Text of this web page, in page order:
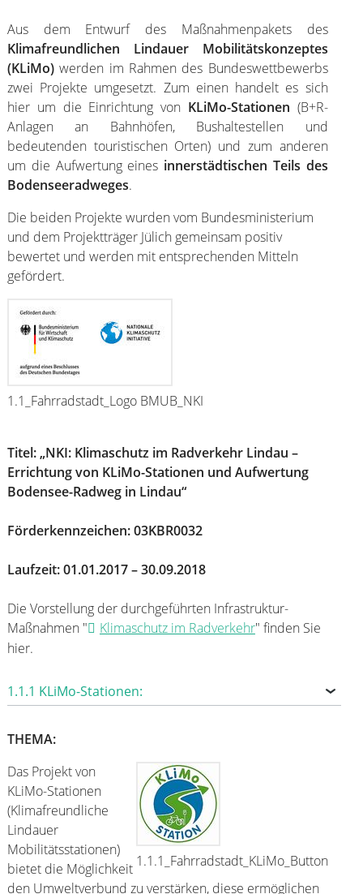
Aus dem Entwurf des Maßnahmenpakets des
Klimafreundlichen Lindauer Mobilitätskonzeptes
(KLiMo)werden im Rahmen des Bundeswettbewerbs
zwei Projekte umgesetzt. Zum einen handelt es sich
hier um die Einrichtung von KLiMo-Stationen (B+R-
Anlagen an Bahnhöfen, Bushaltestellen und
bedeutenden touristischen Orten) und zum anderen
um die Aufwertung eines innerstädtischen Teils des
Bodenseeradweges.
Die beiden Projekte wurden vom Bundesministerium
und dem Projektträger Jülich gemeinsam positiv
bewertet und werden mit entsprechenden Mitteln
gefördert.
1.1_Fahrradstadt_Logo BMUB_NKI
Titel: „NKI: Klimaschutz im Radverkehr Lindau –
Errichtung von KLiMo-Stationen und Aufwertung
Bodensee-Radweg in Lindau“
Förderkennzeichen: 03KBR0032
Laufzeit: 01.01.2017 – 30.09.2018
Die Vorstellung der durchgeführten Infrastruktur-
Maßnahmen "
Klimaschutz im Radverkehr" finden Sie
hier.
1.1.1 KLiMo-Stationen:
THEMA:
1.1.1_Fahrradstadt_KLiMo_Button
Das Projekt von
KLiMo-Stationen
(Klimafreundliche
Lindauer
Mobilitätsstationen)
bietet die Möglichkeit
den Umweltverbund zu verstärken, diese ermöglichen